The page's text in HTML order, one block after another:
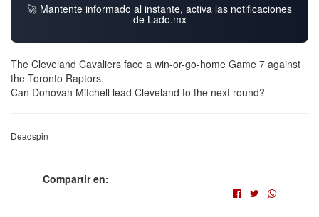
🚀 Mantente informado al instante, activa las notificaciones
de Lado.mx
The Cleveland Cavaliers face a win-or-go-home Game 7 against
the Toronto Raptors.
Can Donovan Mitchell lead Cleveland to the next round?
Deadspin
Compartir en: